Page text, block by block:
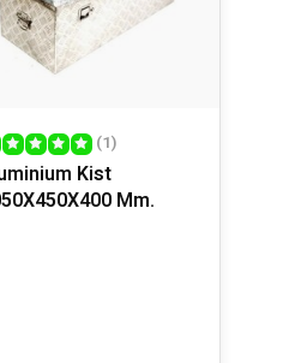
(1)
Kist
Mm.